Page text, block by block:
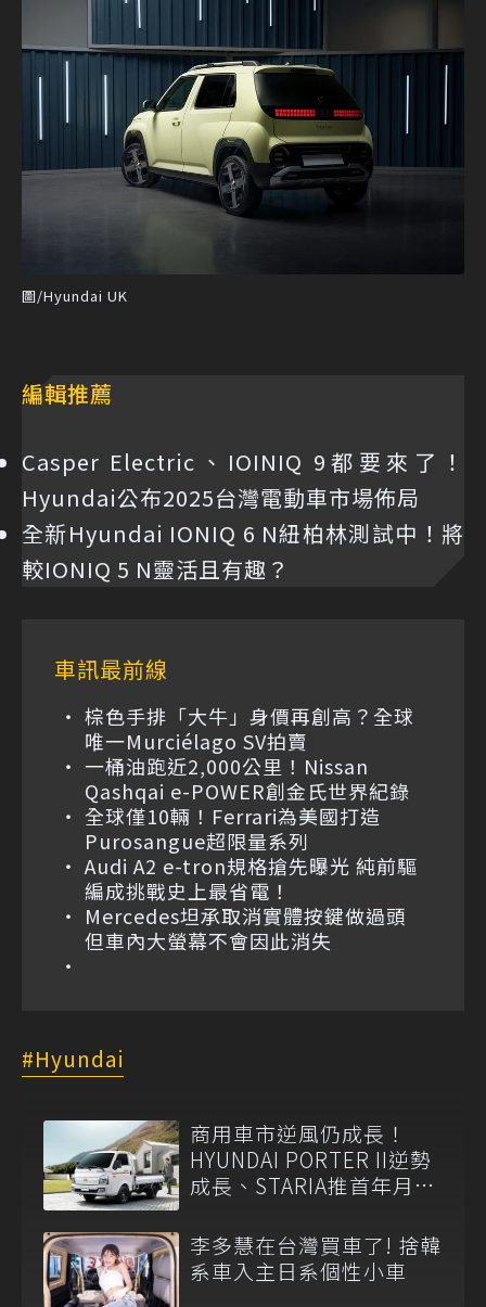
圖/Hyundai UK
編輯推薦
Casper Electric、IOINIQ 9都要來了！
Hyundai公布2025台灣電動車市場佈局
全新Hyundai IONIQ 6 N紐柏林測試中！將
較IONIQ 5 N靈活且有趣？
車訊最前線
棕色手排「大牛」身價再創高？全球
唯一Murciélago SV拍賣
一桶油跑近2,000公里！Nissan
Qashqai e-POWER創金氏世界紀錄
全球僅10輛！Ferrari為美國打造
Purosangue超限量系列
Audi A2 e-tron規格搶先曝光 純前驅
編成挑戰史上最省電！
Mercedes坦承取消實體按鍵做過頭
但車內大螢幕不會因此消失
Hyundai
商用車市逆風仍成長！
HYUNDAI PORTER II逆勢
成長、STARIA推首年月付
李多慧在台灣買車了! 捨韓
系車入主日系個性小車